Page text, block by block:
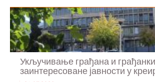
Укључивање грађана и
заинтересоване јавности у